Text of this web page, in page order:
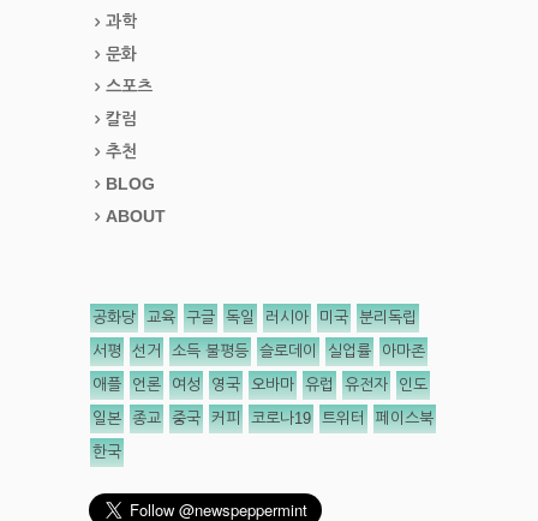
과학
문화
스포츠
칼럼
추천
BLOG
ABOUT
공화당 교육 구글 독일 러시아 미국 분리독립
서평 선거 소득 불평등 슬로데이 실업률 아마존
애플 언론 여성 영국 오바마 유럽 유전자 인도
일본 종교 중국 커피 코로나19 트위터 페이스북
한국